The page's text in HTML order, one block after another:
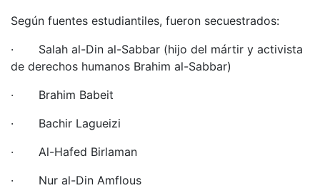
Según fuentes estudiantiles, fueron secuestrados:
· Salah al-Din al-Sabbar (hijo del mártir y activista
de derechos humanos Brahim al-Sabbar)
· Brahim Babeit
· Bachir Lagueizi
· Al-Hafed Birlaman
· Nur al-Din Amflous